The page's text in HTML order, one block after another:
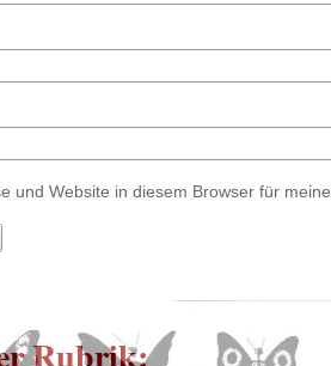
und Website in diesem Browser für
Rubrik: